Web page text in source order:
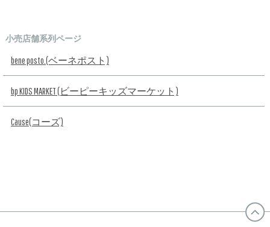
小売店舗系列ページ
bene posto.(ベーネポスト)
bp KIDS MARKET (ビーピーキッズマーケット)
Cause(コーズ)